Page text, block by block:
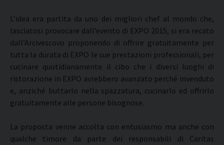
L’idea era partita da uno dei migliori chef al mondo che,
lasciatosi provocare dall’evento di EXPO 2015, si era recato
dall’Arcivescovo proponendo di offrire gratuitamente per
tutta la durata di EXPO le sue prestazioni professionali, per
cucinare quotidianamente il cibo che i diversi luoghi di
ristorazione in EXPO avrebbero avanzato perché invenduto
e, anziché buttarlo nella spazzatura, cucinarlo ed offrirlo
gratuitamente alle persone bisognose.
La proposta venne accolta con entusiasmo ma anche con
qualche timore da parte dei responsabili di Caritas